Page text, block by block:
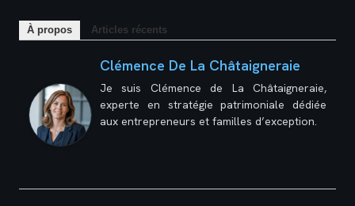
À propos Articles récents
Clémence De La Châtaigneraie
Je suis Clémence de La Châtaigneraie,
experte en stratégie patrimoniale dédiée
aux entrepreneurs et familles d’exception.